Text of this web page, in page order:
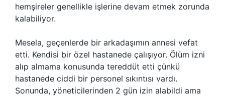
hemşireler genellikle işlerine devam etmek zorunda
kalabiliyor.
Mesela, geçenlerde bir arkadaşımın annesi vefat
etti. Kendisi bir özel hastanede çalışıyor. Ölüm izni
alıp almama konusunda tereddüt etti çünkü
hastanede ciddi bir personel sıkıntısı vardı.
Sonunda, yöneticilerinden 2 gün izin alabildi ama